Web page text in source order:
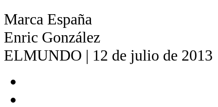
Marca España
Enric González
ELMUNDO | 12 de julio de 2013